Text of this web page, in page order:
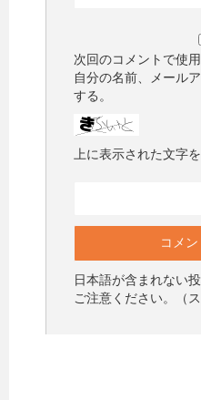
次回のコメントで使
自分の名前、メール
する。
上に表示された文字
日本語が含まれない
ご注意ください。（ス